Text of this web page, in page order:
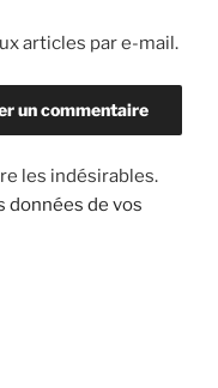
articles par e-mail.
les indésirables.
données de vos